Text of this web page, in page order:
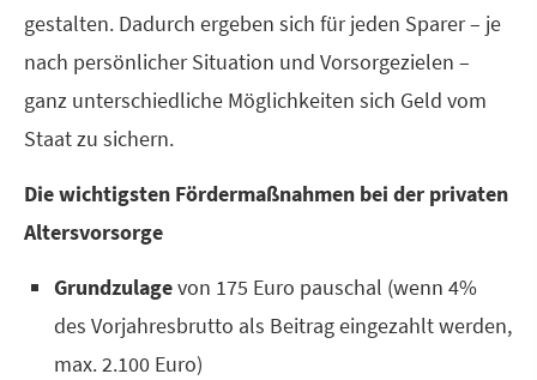
gestalten. Dadurch ergeben sich für jeden Sparer – je
nach persönlicher Situation und Vorsorgezielen –
ganz unterschiedliche Möglichkeiten sich Geld vom
Staat zu sichern.
Die wichtigsten Fördermaßnahmen bei der privaten
Alters­vorsorge
Grundzulagevon 175 Euro pauschal (wenn 4%
des Vorjahresbrutto als Beitrag eingezahlt werden,
max. 2.100 Euro)